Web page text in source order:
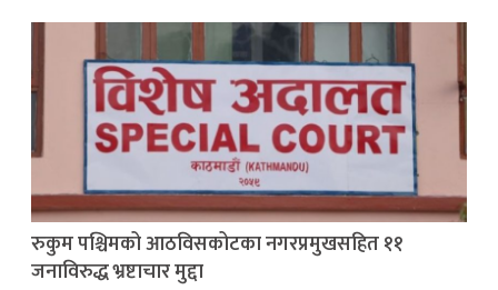
रुकुम पश्चिमको आठविसकोटका नगरप्रमुखसहित ११
जनाविरुद्ध भ्रष्टाचार मुद्दा